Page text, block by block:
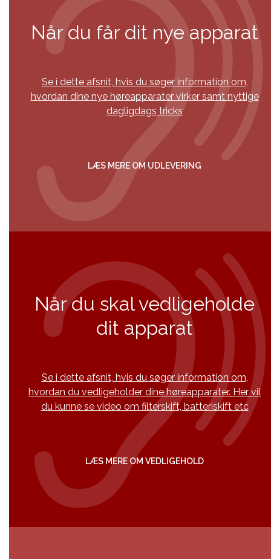
Når du får dit nye apparat
Se i dette afsnit, hvis du søger information om,
hvordan dine nye høreapparater virker samt nyttige
dagligdags tricks
LÆS MERE OM UDLEVERING
Når du skal vedligeholde
dit apparat
Se i dette afsnit, hvis du søger information om,
hvordan du vedligeholder dine høreapparater. Her vil
du kunne se video om filterskift, batteriskift etc
LÆS MERE OM VEDLIGEHOLD